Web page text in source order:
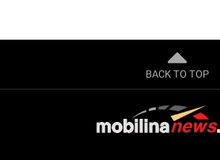
BACK TO TOP